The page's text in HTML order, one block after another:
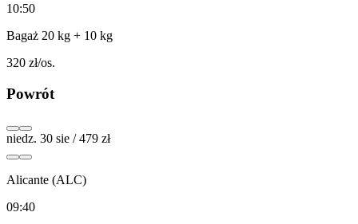
10:50
Bagaż 20 kg + 10 kg
320 zł/os.
Powrót
niedz. 30 sie / 479 zł
Alicante (ALC)
09:40